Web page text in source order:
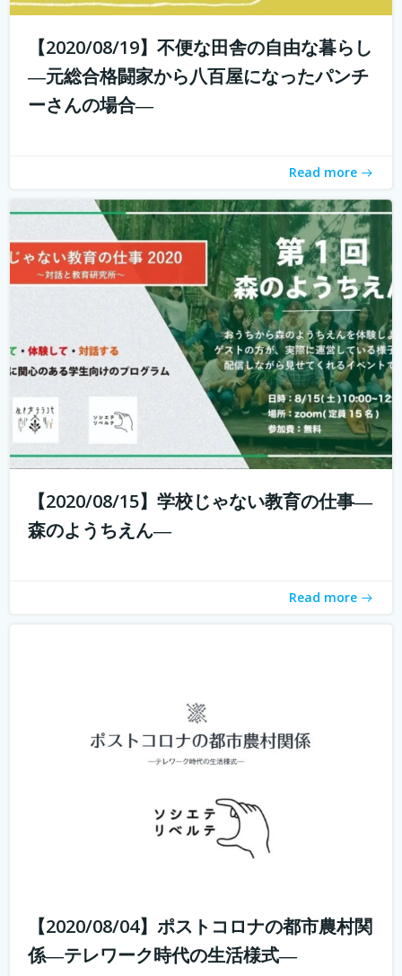
【2020/08/19】不便な田舎の自由な暮らし
―元総合格闘家から八百屋になったパンチ
ーさんの場合―
Read more
こんにちは！ 学校じゃない教育の仕事プロジェクトの米田
と言います。 学校じゃない教育の仕事プロジェクト 今読ん
でいただいているあなたは、学校じゃない教育の仕事に興
味がありますか？ 子どもを対象とした仕事をしたいけど、
【2020/08/15】学校じゃない教育の仕事―
森のようちえん―
Read more
新型コロナウィルスの拡大に収束が見えない中、私たちは
す。 企業ではテレワークが進み、大学の授業もオンライン
化。これまでインターネットは場所を選ばないと言われつ
【2020/08/04】ポストコロナの都市農村関
係―テレワーク時代の生活様式―
判断し、そして決断できるようになって欲しい。 好きなこ
とを見つけたら、とことんまで没頭できる時間と環境を与
えてあげたい。 そして何よりも...続きを読む